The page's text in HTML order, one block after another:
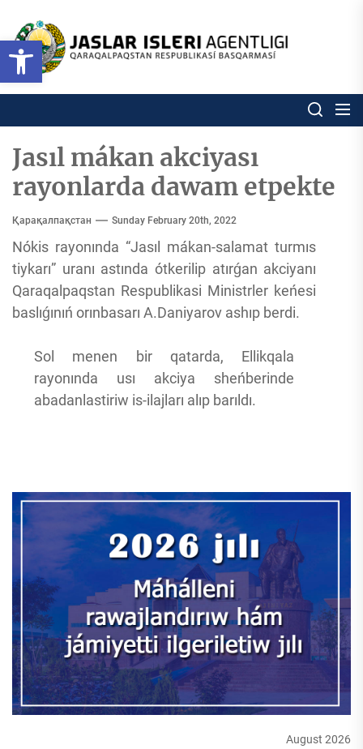
Open toolbar
content
Respublikası
basqarması
Ózbekstan jaslar isleri
Jasıl mákan akciyası
rayonlarda dawam etpekte
Қарақалпақстан Sunday February 20th, 2022
Nókis rayonında “Jasıl mákan-salamat turmıs
tiykarı” uranı astında ótkerilip atırǵan akciyanı
Qaraqalpaqstan Respublikasi Ministrler keńesi
baslıǵınıń orınbasarı A.Daniyarov ashıp berdi.
Sol menen bir qatarda, Ellikqala
rayonında usı akciya sheńberinde
abadanlastiriw is-ilajları alıp barıldı.
August 2026